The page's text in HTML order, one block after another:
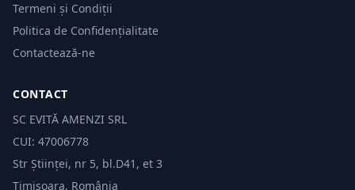
Termeni și Condiții
Politica de Confidențialitate
Contactează-ne
CONTACT
SC EVITĂ AMENZI SRL
CUI: 47006778
Str Științei, nr 5, bl.D41, et 3
Timișoara, România